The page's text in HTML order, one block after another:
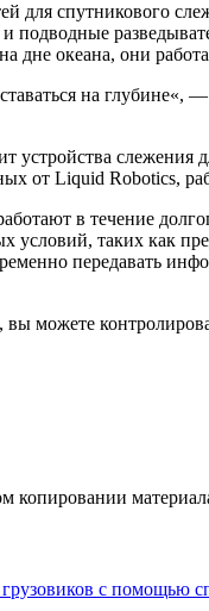
для спутникового
подводные
дне океана, они
на
устройства
от Liquid Robotics,
в течение
таких как
передавать
можете
с помощью